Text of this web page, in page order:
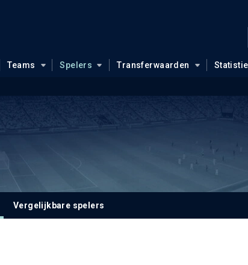
Teams Spelers Transferwaarden
Vergelijkbare spelers